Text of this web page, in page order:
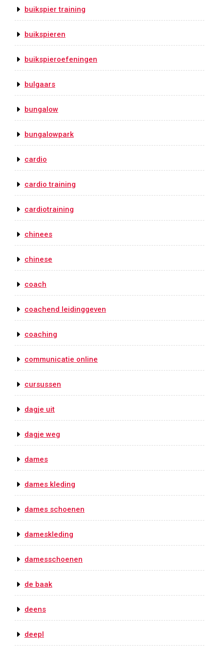
buikspier training
buikspieren
buikspieroefeningen
bulgaars
bungalow
bungalowpark
cardio
cardio training
cardiotraining
chinees
chinese
coach
coachend leidinggeven
coaching
communicatie online
cursussen
dagje uit
dagje weg
dames
dames kleding
dames schoenen
dameskleding
damesschoenen
de baak
deens
deepl